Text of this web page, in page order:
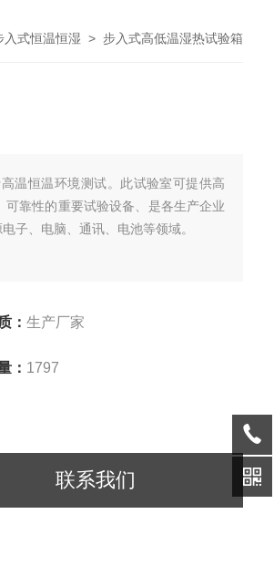
入式恒温恒湿 > 步入式高低温湿热试验箱
温恒温环境测试。此试验室可提供高
靠性的重要试验设备、是各生产企业
子、电脑、通讯、电池等领域。
：生产厂家
： 1797
联系我们